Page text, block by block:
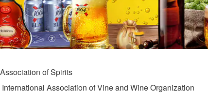
of Spirits
Association of Vine and Wine Organization